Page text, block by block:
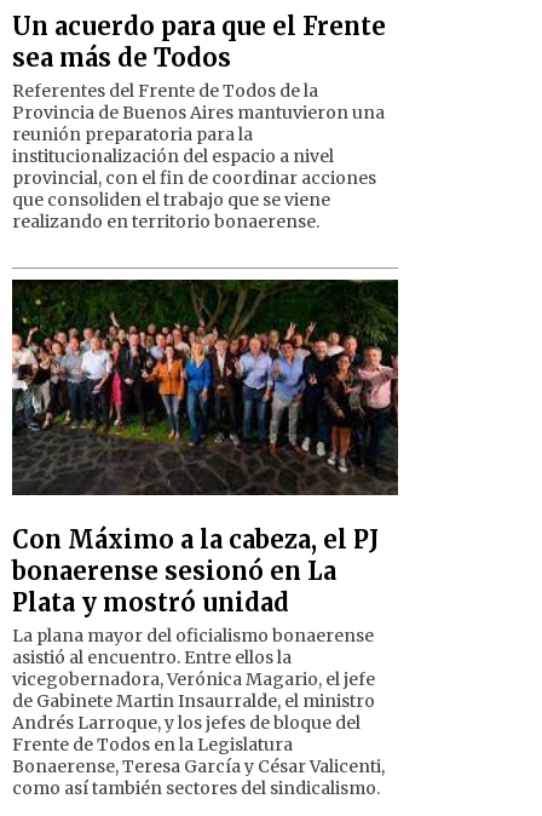
Un acuerdo para que el Frente
sea más de Todos
Referentes del Frente de Todos de la
Provincia de Buenos Aires mantuvieron una
reunión preparatoria para la
institucionalización del espacio a nivel
provincial, con el fin de coordinar acciones
que consoliden el trabajo que se viene
realizando en territorio bonaerense.
Con Máximo a la cabeza, el PJ
bonaerense sesionó en La
Plata y mostró unidad
La plana mayor del oficialismo bonaerense
asistió al encuentro. Entre ellos la
vicegobernadora, Verónica Magario, el jefe
de Gabinete Martin Insaurralde, el ministro
Andrés Larroque, y los jefes de bloque del
Frente de Todos en la Legislatura
Bonaerense, Teresa García y César Valicenti,
como así también sectores del sindicalismo.